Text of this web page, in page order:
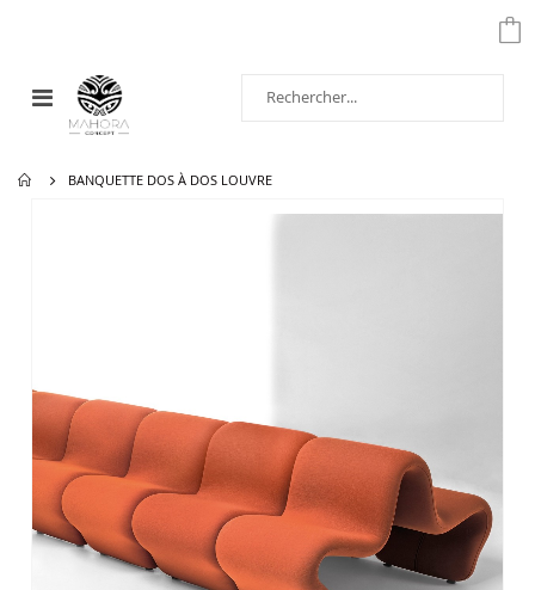
Affichage
navigation
BANQUETTE DOS À DOS LOUVRE